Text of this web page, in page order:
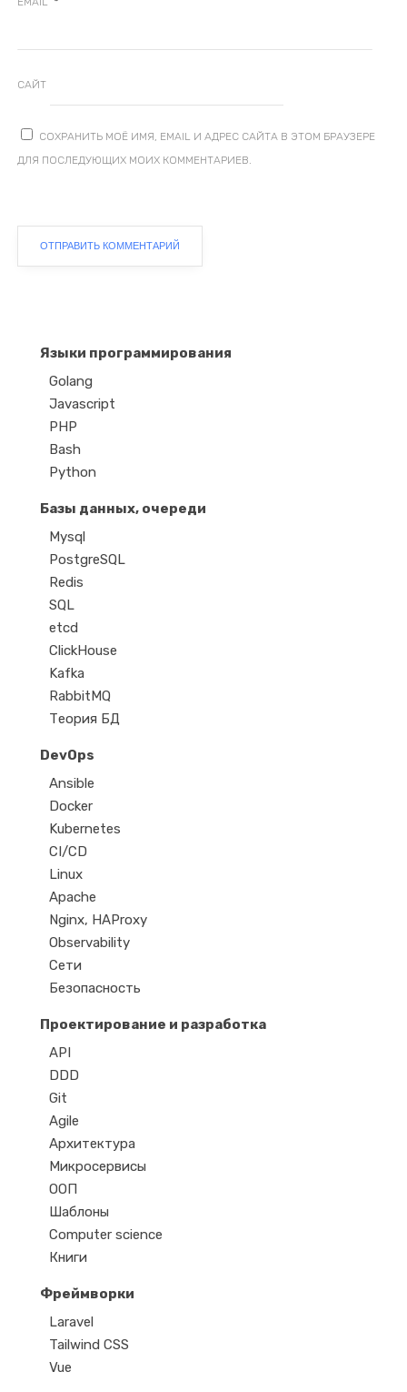
САЙТ
СОХРАНИТЬ МОЁ ИМЯ, EMAIL И АДРЕС САЙТА В ЭТОМ БРАУЗЕРЕ
ДЛЯ ПОСЛЕДУЮЩИХ МОИХ КОММЕНТАРИЕВ.
Языки программирования
Golang
Javascript
PHP
Bash
Python
Базы данных, очереди
Mysql
PostgreSQL
Redis
SQL
etcd
ClickHouse
Kafka
RabbitMQ
Теория БД
DevOps
Ansible
Docker
Kubernetes
CI/CD
Linux
Apache
Nginx, HAProxy
Observability
Сети
Безопасность
Проектирование и разработка
API
DDD
Git
Agile
Архитектура
Микросервисы
ООП
Шаблоны
Computer science
Книги
Фреймворки
Laravel
Tailwind CSS
Vue